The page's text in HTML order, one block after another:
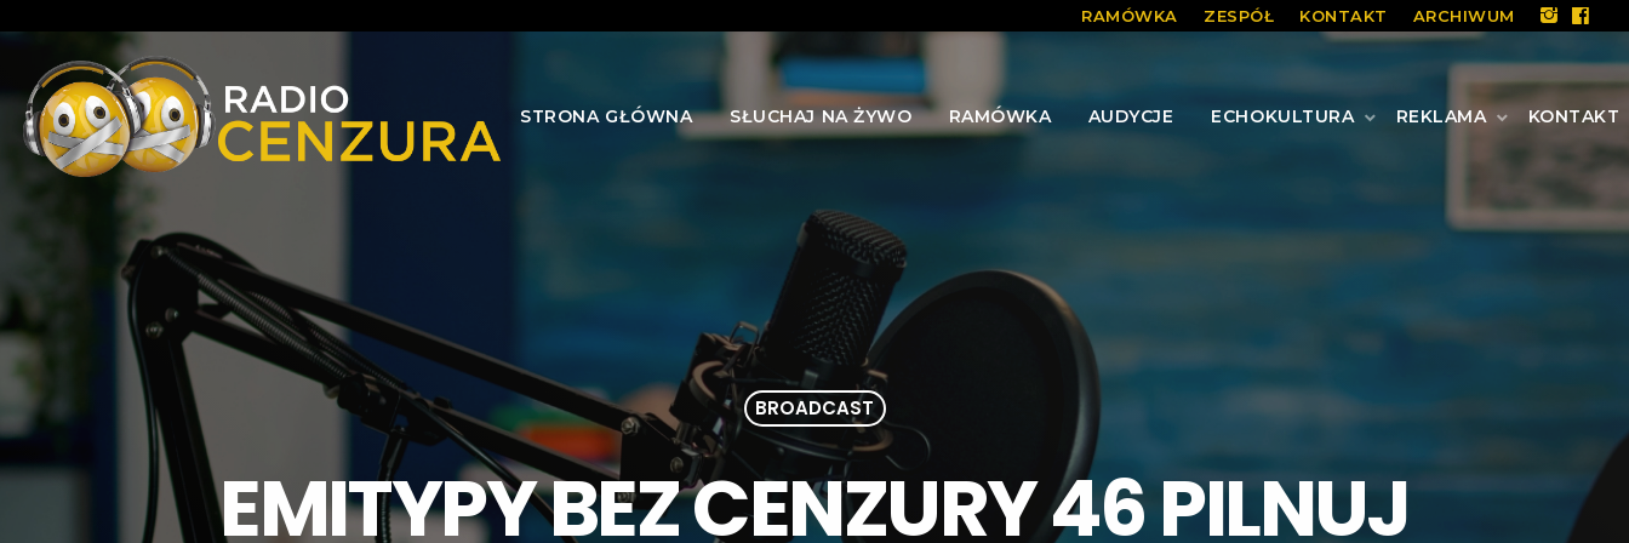
RAMÓWKA ZESPÓŁ KONTAKT ARCHIWUM
STRONA GŁÓWNA SŁUCHAJ NA ŻYWO RAMÓWKA AUDYCJE ECHOKULTURA REKLAMA KONTAKT
BROADCAST
EMITYPY BEZ CENZURY 46 PILNUJ